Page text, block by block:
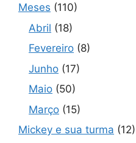
Meses (110)
Abril (18)
Fevereiro (8)
Junho (17)
Maio (50)
Março (15)
Mickey e sua turma (12)